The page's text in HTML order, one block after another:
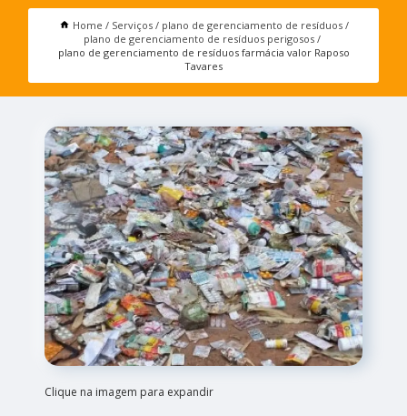
Home Serviços
plano de gerenciamento de resíduos
plano de gerenciamento de resíduos perigosos
plano de gerenciamento de resíduos farmácia valor Raposo
Tavares
Clique na imagem para expandir